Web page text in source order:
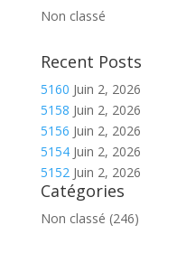
Non classé
Recent Posts
5160 Juin 2, 2026
5158 Juin 2, 2026
5156 Juin 2, 2026
5154 Juin 2, 2026
5152 Juin 2, 2026
Catégories
Non classé (246)